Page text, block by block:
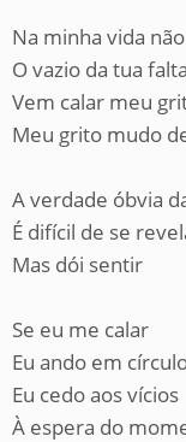
Na minha vida
O vazio da tua
Vem calar meu
Meu grito mudo
A verdade óbvia
É difícil de se
Mas dói sentir
Se eu me calar
Eu ando em
Eu cedo aos vícios
À espera do